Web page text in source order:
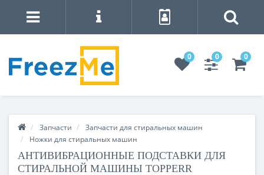
0 0 0
Запчасти
Запчасти для стиральных машин
Ножки для стиральных машин
АНТИВИБРАЦИОННЫЕ ПОДСТАВКИ ДЛЯ
СТИРАЛЬНОЙ МАШИНЫ TOPPERR